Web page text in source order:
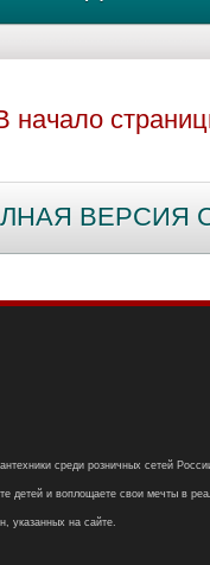
начало
ВЕРСИЯ
среди розничных сетей
детей и воплощаете свои мечты в
указанных на сайте.